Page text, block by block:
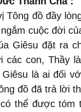
Tông đồ đầy
cuộc đời
Giêsu đặt ra
các con, Thầy
là ai đối
đồ đã trả lời
thể được tóm